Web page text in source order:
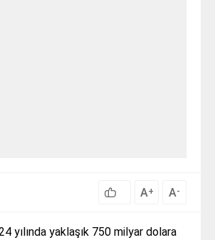
A+ A-
yılında yaklaşık 750 milyar dolara